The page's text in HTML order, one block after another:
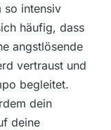
so intensiv
häufig, dass
angstlösende
vertraust und
begleitet.
dein
deine